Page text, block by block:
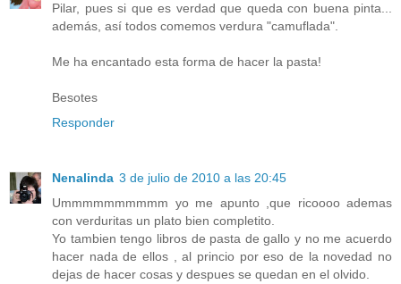
Pilar, pues si que es verdad que queda con buena pinta...
además, así todos comemos verdura "camuflada".
Me ha encantado esta forma de hacer la pasta!
Besotes
Responder
Nenalinda 3 de julio de 2010 a las 20:45
Ummmmmmmmmm yo me apunto ,que ricoooo ademas
con verduritas un plato bien completito.
Yo tambien tengo libros de pasta de gallo y no me acuerdo
hacer nada de ellos , al princio por eso de la novedad no
dejas de hacer cosas y despues se quedan en el olvido.